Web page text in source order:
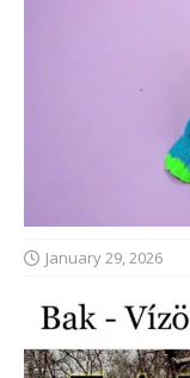
January 29, 2026